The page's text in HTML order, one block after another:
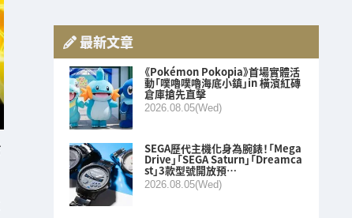
最新文章
《Pokémon Pokopia》首場實體活
動「噗嚕噗嚕海底小鎮」in 橫濱紅磚
倉庫搶先直擊
2026.08.05(Wed)
SEGA歷代主機化身為腕錶！「Mega
Drive」「SEGA Saturn」「Dreamca
st」3款型號開放預…
2026.08.05(Wed)